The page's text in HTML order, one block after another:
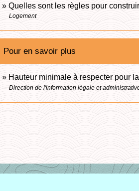
Quelles sont les règles pour
Logement
Pour en savoir plus
Hauteur minimale à respecter pour
Direction de l'information légale et